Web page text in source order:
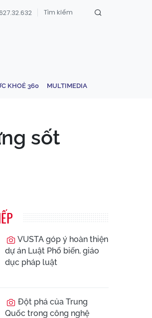
KHOẺ 360 MULTIMEDIA
sốt
VUSTA góp ý hoàn thiện
dự án Luật Phổ biến, giáo
dục pháp luật
Đột phá của Trung
Quốc trong công nghệ